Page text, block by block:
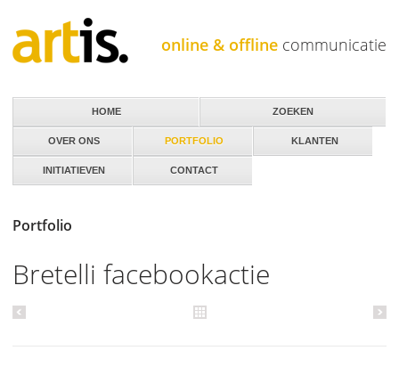
online & offline communicatie
Portfolio
Bretelli facebookactie
HOME
OVER ONS PORTFOLIO KLANTEN
INITIATIEVEN CONTACT
ZOEKEN